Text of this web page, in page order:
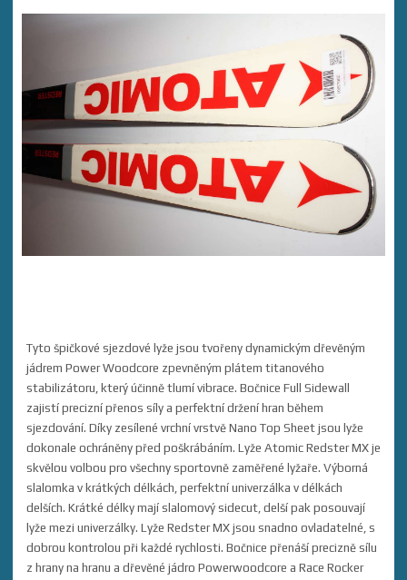
Tyto špičkové sjezdové lyže jsou tvořeny dynamickým dřevěným
jádrem Power Woodcore zpevněným plátem titanového
stabilizátoru, který účinně tlumí vibrace. Bočnice Full Sidewall
zajistí precizní přenos síly a perfektní držení hran během
sjezdování. Díky zesílené vrchní vrstvě Nano Top Sheet jsou lyže
dokonale ochráněny před poškrábáním. Lyže Atomic Redster MX je
skvělou volbou pro všechny sportovně zaměřené lyžaře. Výborná
slalomka v krátkých délkách, perfektní univerzálka v délkách
delších. Krátké délky mají slalomový sidecut, delší pak posouvají
lyže mezi univerzálky. Lyže Redster MX jsou snadno ovladatelné, s
dobrou kontrolou při každé rychlosti. Bočnice přenáší precizně sílu
z hrany na hranu a dřevěné jádro Powerwoodcore a Race Rocker